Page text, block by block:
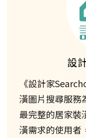
設
《設計家
潢圖片搜尋服務
最完整的居家裝
潢需求的使用者